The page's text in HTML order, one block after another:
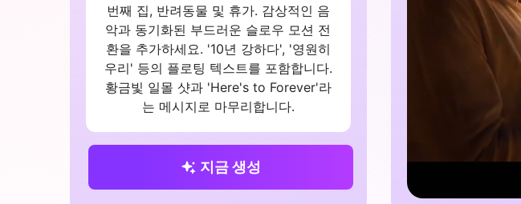
번째 집, 반려동물 및 휴가. 감상적인 음
악과 동기화된 부드러운 슬로우 모션 전
환을 추가하세요. '10년 강하다', '영원히
우리' 등의 플로팅 텍스트를 포함합니다.
황금빛 일몰 샷과 'Here's to Forever'라
는 메시지로 마무리합니다.
지금 생성